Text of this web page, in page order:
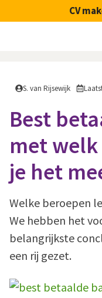
naar
CV
S. van Rijsewijk
Best
met
je het
Welke beroepen
We hebben het
belangrijkste
een rij gezet.